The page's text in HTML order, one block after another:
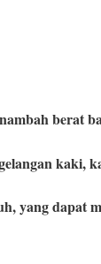
berat
kaki,
yang dapat